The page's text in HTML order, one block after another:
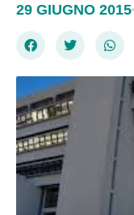
29 GIUGNO 2015